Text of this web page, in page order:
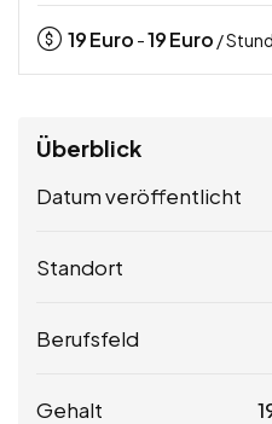
19Euro -19Euro /
Überblick
Datum veröffentlicht
Standort
Berufsfeld
Gehalt